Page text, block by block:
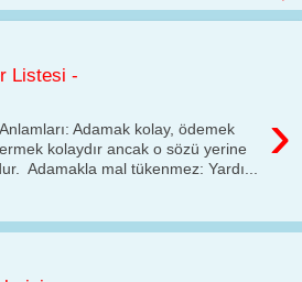
Listesi -
›
Adamak kolay, ödemek
kolaydır ancak o sözü yerine
Adamakla mal tükenmez: Yardı...